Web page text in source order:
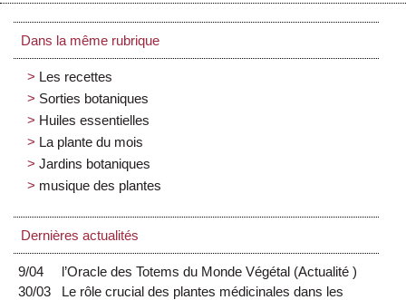
Dans la même rubrique
Les recettes
Sorties botaniques
Huiles essentielles
La plante du mois
Jardins botaniques
musique des plantes
Dernières actualités
9/04 l’Oracle des Totems du Monde Végétal (Actualité)
30/03
Le rôle crucial des plantes médicinales dans les